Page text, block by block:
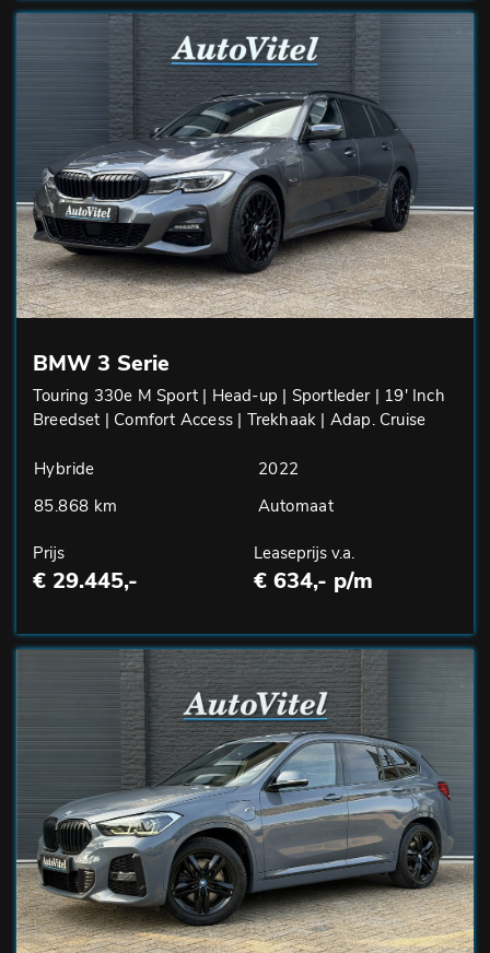
BMW 3 Serie
Touring 330e M Sport | Head-up | Sportleder | 19' Inch
Breedset | Comfort Access | Trekhaak | Adap. Cruise
Hybride
2022
85.868 km
Automaat
Prijs
€ 29.445,-
Leaseprijs v.a.
€ 634,- p/m